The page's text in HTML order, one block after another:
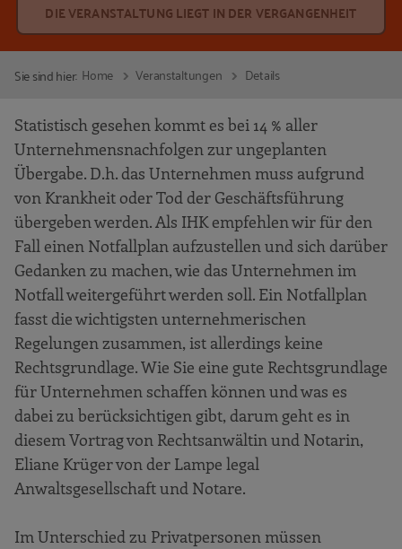
DIE VERANSTALTUNG LIEGT IN DER VERGANGENHEIT
Sie sind hier: Home Veranstaltungen Details
Statistisch gesehen kommt es bei 14 % aller
Unternehmensnachfolgen zur ungeplanten
Übergabe. D.h. das Unternehmen muss aufgrund
von Krankheit oder Tod der Geschäftsführung
übergeben werden. Als IHK empfehlen wir für den
Fall einen Notfallplan aufzustellen und sich darüber
Gedanken zu machen, wie das Unternehmen im
Notfall weitergeführt werden soll. Ein Notfallplan
fasst die wichtigsten unternehmerischen
Regelungen zusammen, ist allerdings keine
Rechtsgrundlage. Wie Sie eine gute Rechtsgrundlage
für Unternehmen schaffen können und was es
dabei zu berücksichtigen gibt, darum geht es in
diesem Vortrag von Rechtsanwältin und Notarin,
Eliane Krüger von der Lampe legal
Anwaltsgesellschaft und Notare.
Im Unterschied zu Privatpersonen müssen